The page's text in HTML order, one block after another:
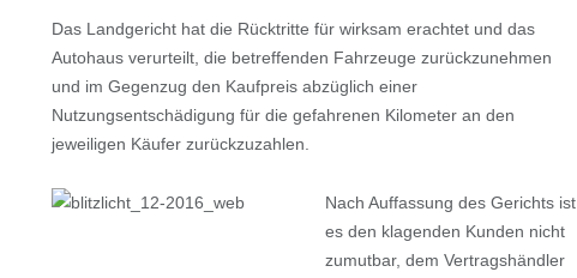
Das Landgericht hat die Rücktritte für wirksam erachtet und das
Autohaus verurteilt, die betreffenden Fahrzeuge zurückzunehmen
und im Gegenzug den Kaufpreis abzüglich einer
Nutzungsentschädigung für die gefahrenen Kilometer an den
jeweiligen Käufer zurückzuzahlen.
Nach Auffassung des Gerichts ist
es den klagenden Kunden nicht
zumutbar, dem Vertragshändler